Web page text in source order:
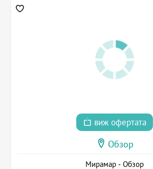
виж офертата
Обзор
Мирамар - Обзор